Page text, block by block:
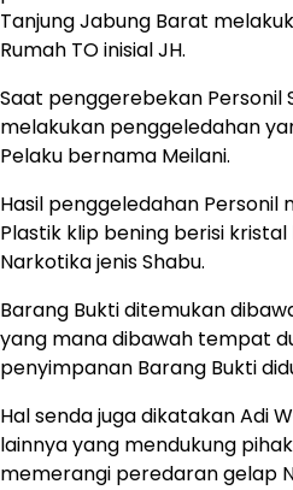
Tanjung Jabung Barat
Rumah TO inisial JH.
Saat penggerebekan Personil
melakukan penggeledahan
Pelaku bernama Meilani.
Hasil penggeledahan Personil
Plastik klip bening berisi
Narkotika jenis Shabu.
Barang Bukti ditemukan
yang mana dibawah tempat
penyimpanan Barang Bukti
Hal senda juga dikatakan Adi
lainnya yang mendukung
memerangi peredaran gelap